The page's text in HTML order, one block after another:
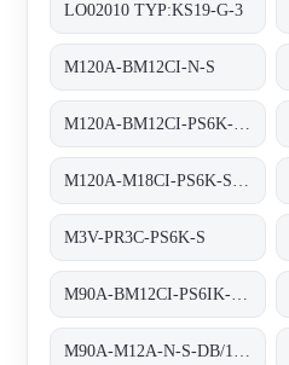
LO02010 TYP:KS19-G-3
M120A-BM12CI-N-S
M3V-PR3C-PS6K-S